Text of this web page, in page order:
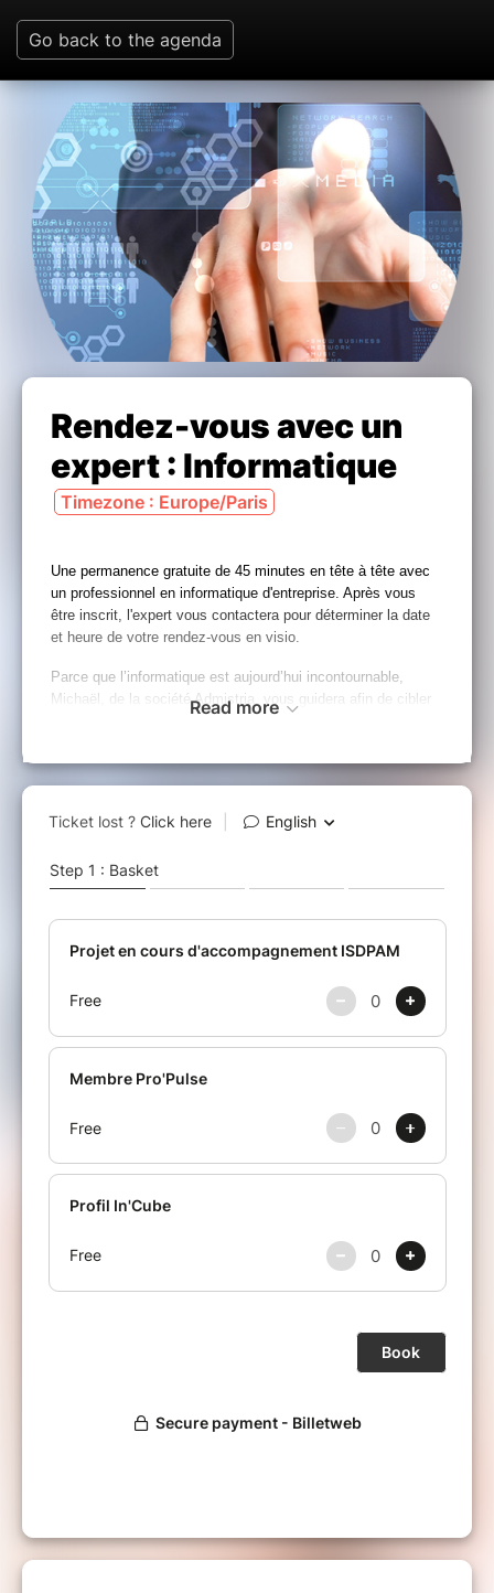
Go back to the agenda
Rendez-vous avec un
expert : Informatique
Timezone : Europe/Paris
Une permanence gratuite de 45 minutes en tête à tête avec
un professionnel en informatique d'entreprise. Après vous
être inscrit, l'expert vous contactera pour déterminer la date
et heure de votre rendez-vous en visio.
Parce que l’informatique est aujourd’hui incontournable,
Michaël, de la société Admistria, vous guidera afin de cibler
avisées dans le but de protéger vos données, et saura vous
conseiller dans votre choix de solutions de messagerie, de
nécessaire à la conduite de votre activité.
Read more